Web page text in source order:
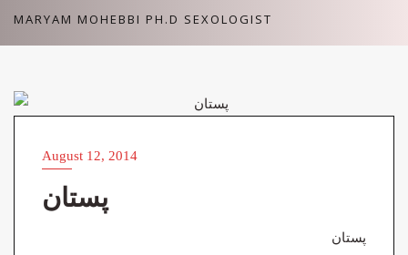
SkipMARYAM MOHEBBI PH.D SEXOLOGIST
August 12, 2014
پستان
پستان